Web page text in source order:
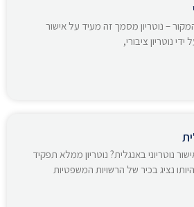
– נוטריון מסמך זה מעיד על אישור
נוטריון ציבורי,
נוטריוני באנגלית? נוטריון ממלא תפקיד
נציג בכיר של הרשויות המשפטיות